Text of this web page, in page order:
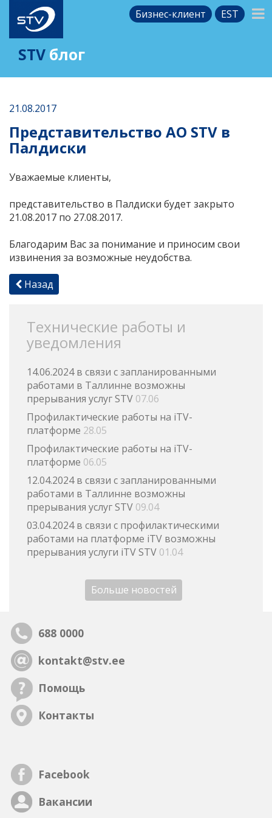
Бизнес-клиент EST
STV блог
21.08.2017
Представительство AО STV в
Палдиски
Уважаемые клиенты,
представительство в Палдиски будет закрыто
21.08.2017 по 27.08.2017.
Благодарим Вас за понимание и приносим свои
извинения за возможные неудобства.
Назад
Технические работы и
уведомления
14.06.2024 в связи с запланированными
работами в Таллинне возможны
прерывания услуг STV 07.06
Профилактические работы на iTV-
платформе 28.05
Профилактические работы на iTV-
платформе 06.05
12.04.2024 в связи с запланированными
работами в Таллинне возможны
прерывания услуг STV 09.04
03.04.2024 в связи с профилактическими
работами на платформе iTV возможны
прерывания услуги iTV STV 01.04
Больше новостей
688 0000
kontakt@stv.ee
Помощь
Контакты
Facebook
Вакансии